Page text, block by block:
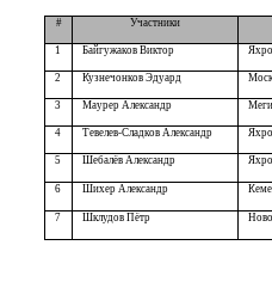
# Участники
1 Байгужаков Виктор
2 Кузнечонков Эдуард
3 Маурер Александр
4 Тевелев-Сладков Александр
5 Шебалёв Александр
6 Шихер Александр
7 Шклудов Пётр